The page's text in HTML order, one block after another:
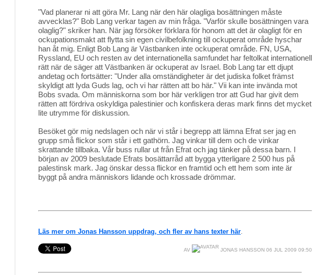
"Vad planerar ni att göra Mr. Lang när den här olagliga bosättningen måste
avvecklas?" Bob Lang verkar tagen av min fråga. "Varför skulle bosättningen vara
olaglig?" skriker han. När jag försöker förklara för honom att det är olagligt för en
ockupationsmakt att flytta sin egen civilbefolkning till ockuperat område hyschar
han åt mig. Enligt Bob Lang är Västbanken inte ockuperat område. FN, USA,
Ryssland, EU och resten av det internationella samfundet har feltolkat internationell
rätt när de säger att Västbanken är ockuperat av Israel. Bob Lang tar ett djupt
andetag och fortsätter: "Under alla omständigheter är det judiska folket främst
skyldigt att lyda Guds lag, och vi har rätten att bo här." Vii kan inte invända mot
Bobs svada. Om människorna som bor här verkligen tror att Gud har givit dem
rätten att fördriva oskyldiga palestinier och konfiskera deras mark finns det mycket
lite utrymme för diskussion.
Besöket gör mig nedslagen och när vi står i begrepp att lämna Efrat ser jag en
grupp små flickor som står i ett gathörn. Jag vinkar till dem och de vinkar
skrattande tillbaka. Vår buss rullar ut från Efrat och jag tänker på dessa barn. I
början av 2009 beslutade Efrats bosättarråd att bygga ytterligare 2 500 hus på
palestinsk mark. Jag önskar dessa flickor en framtid och ett hem som inte är
byggt på andra människors lidande och krossade drömmar.
Läs mer om Jonas Hansson uppdrag, och fler av hans texter här
AV JONAS HANSSON 06 JUL 2009 09:50